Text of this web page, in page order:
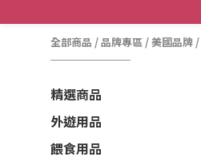
全部商品 /品牌專區 /美國品牌 /
精選商品
外遊用品
餵食用品